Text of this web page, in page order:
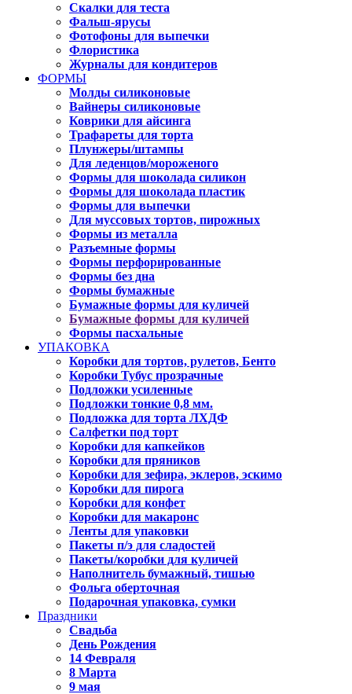
Скалки для теста
Фальш-ярусы
Фотофоны для выпечки
Флористика
Журналы для кондитеров
ФОРМЫ
Молды силиконовые
Вайнеры силиконовые
Коврики для айсинга
Трафареты для торта
Плунжеры/штампы
Для леденцов/мороженого
Формы для шоколада силикон
Формы для шоколада пластик
Формы для выпечки
Для муссовых тортов, пирожных
Формы из металла
Разъемные формы
Формы перфорированные
Формы без дна
Формы бумажные
Бумажные формы для куличей
Бумажные формы для куличей
Формы пасхальные
УПАКОВКА
Коробки для тортов, рулетов, Бенто
Коробки Тубус прозрачные
Подложки усиленные
Подложки тонкие 0,8 мм.
Подложка для торта ЛХДФ
Салфетки под торт
Коробки для капкейков
Коробки для пряников
Коробки для зефира, эклеров, эскимо
Коробки для пирога
Коробки для конфет
Коробки для макаронс
Ленты для упаковки
Пакеты п/э для сладостей
Пакеты/коробки для куличей
Наполнитель бумажный, тишью
Фольга оберточная
Подарочная упаковка, сумки
Праздники
Свадьба
День Рождения
14 Февраля
8 Марта
9 мая